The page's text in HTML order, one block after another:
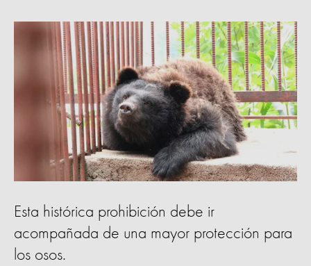
Esta histórica prohibición debe ir
acompañada de una mayor protección para
los osos.